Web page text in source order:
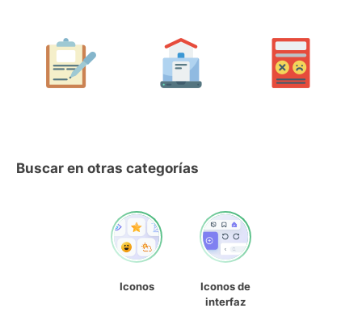
Buscar en otras categorías
Iconos
Iconos de
interfaz